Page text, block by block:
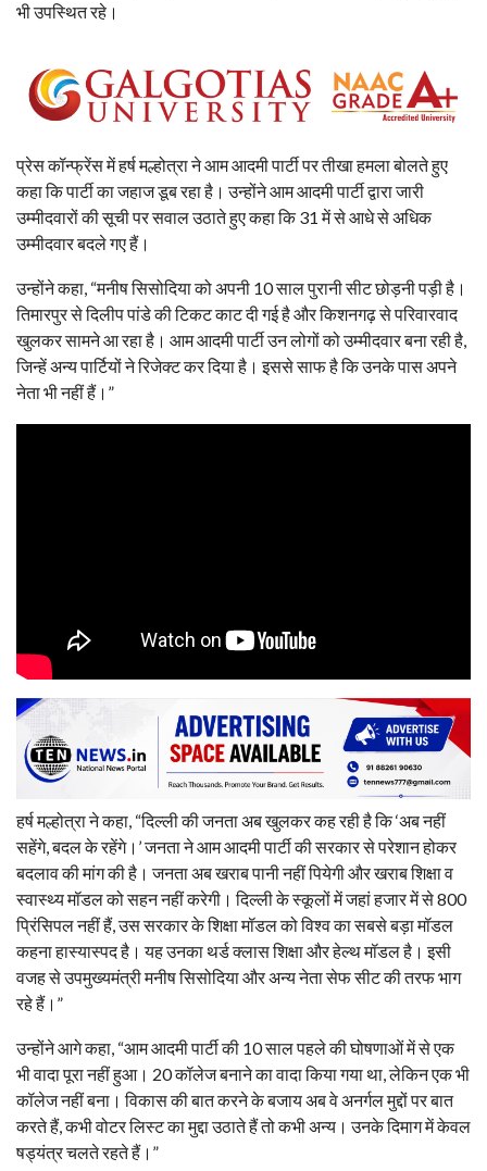
भी उपस्थित रहे।
प्रेस कॉन्फ्रेंस में हर्ष मल्होत्रा ने आम आदमी पार्टी पर तीखा हमला बोलते हुए
कहा कि पार्टी का जहाज डूब रहा है। उन्होंने आम आदमी पार्टी द्वारा जारी
उम्मीदवारों की सूची पर सवाल उठाते हुए कहा कि 31 में से आधे से अधिक
उम्मीदवार बदले गए हैं।
उन्होंने कहा, “मनीष सिसोदिया को अपनी 10 साल पुरानी सीट छोड़नी पड़ी है।
तिमारपुर से दिलीप पांडे की टिकट काट दी गई है और किशनगढ़ से परिवारवाद
खुलकर सामने आ रहा है। आम आदमी पार्टी उन लोगों को उम्मीदवार बना रही है,
जिन्हें अन्य पार्टियों ने रिजेक्ट कर दिया है। इससे साफ है कि उनके पास अपने
नेता भी नहीं हैं।”
हर्ष मल्होत्रा ने कहा, “दिल्ली की जनता अब खुलकर कह रही है कि ‘अब नहीं
सहेंगे, बदल के रहेंगे।’ जनता ने आम आदमी पार्टी की सरकार से परेशान होकर
बदलाव की मांग की है। जनता अब खराब पानी नहीं पियेगी और खराब शिक्षा व
स्वास्थ्य मॉडल को सहन नहीं करेगी। दिल्ली के स्कूलों में जहां हजार में से 800
प्रिंसिपल नहीं हैं, उस सरकार के शिक्षा मॉडल को विश्व का सबसे बड़ा मॉडल
कहना हास्यास्पद है। यह उनका थर्ड क्लास शिक्षा और हेल्थ मॉडल है। इसी
वजह से उपमुख्यमंत्री मनीष सिसोदिया और अन्य नेता सेफ सीट की तरफ भाग
रहे हैं।”
उन्होंने आगे कहा, “आम आदमी पार्टी की 10 साल पहले की घोषणाओं में से एक
भी वादा पूरा नहीं हुआ। 20 कॉलेज बनाने का वादा किया गया था, लेकिन एक भी
कॉलेज नहीं बना। विकास की बात करने के बजाय अब वे अनर्गल मुद्दों पर बात
करते हैं, कभी वोटर लिस्ट का मुद्दा उठाते हैं तो कभी अन्य। उनके दिमाग में केवल
षड्यंत्र चलते रहते हैं।”